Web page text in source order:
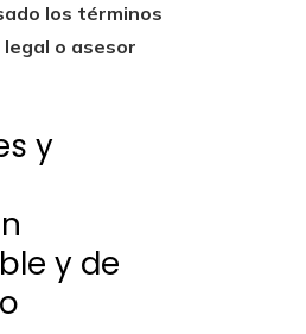
los términos
o asesor
y
y de